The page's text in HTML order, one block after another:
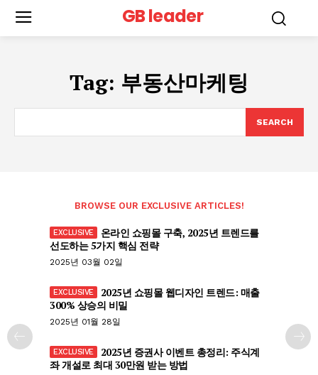
GB leader
Tag: 부동산마케팅
SEARCH
BROWSE OUR EXCLUSIVE ARTICLES!
온라인 쇼핑몰 구축, 2025년 트렌드를
선도하는 5가지 핵심 전략
2025년 03월 02일
2025년 쇼핑몰 웹디자인 트렌드: 매출
300% 상승의 비밀
2025년 01월 28일
2025년 증권사 이벤트 총정리: 주식계
좌 개설로 최대 30만원 받는 방법